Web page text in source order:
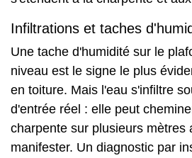
Infiltrations et taches
Une tache d'humidité sur le
niveau est le signe le plus
en toiture. Mais l'eau s'infiltre
d'entrée réel : elle peut
charpente sur plusieurs mètres
manifester. Un diagnostic par